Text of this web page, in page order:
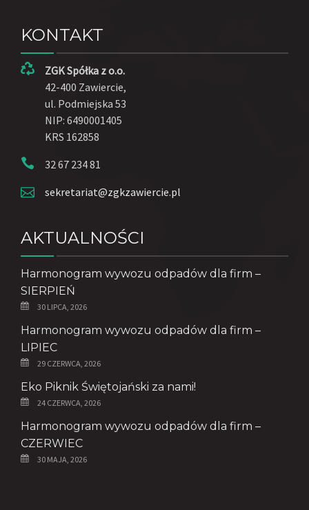
KONTAKT
ZGK Spółka z o.o.
42-400 Zawiercie,
ul. Podmiejska 53
NIP: 6490001405
KRS 162858
32 67 234 81
sekretariat@zgkzawiercie.pl
AKTUALNOŚCI
Harmonogram wywozu odpadów dla firm –
SIERPIEŃ
30 LIPCA, 2026
Harmonogram wywozu odpadów dla firm –
LIPIEC
29 CZERWCA, 2026
Eko Piknik Świętojański za nami!
24 CZERWCA, 2026
Harmonogram wywozu odpadów dla firm –
CZERWIEC
30 MAJA, 2026